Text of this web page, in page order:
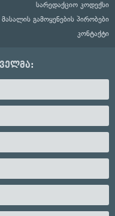
სარედაქციო კოდექსი
მასალის გამოყენების პირობები
კონტაქტი